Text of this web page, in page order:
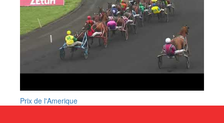
Prix de l'Amerique